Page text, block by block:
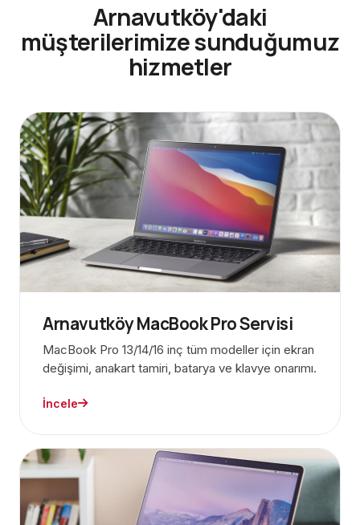
Arnavutköy'daki
müşterilerimize sunduğumuz
hizmetler
Arnavutköy MacBook Pro Servisi
MacBook Pro 13/14/16 inç tüm modeller için ekran
değişimi, anakart tamiri, batarya ve klavye onarımı.
İncele